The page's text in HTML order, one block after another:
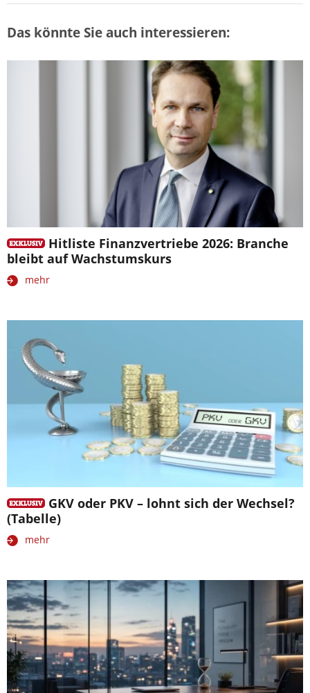
Das könnte Sie auch interessieren:
Hitliste Finanzvertriebe 2026: Branche
bleibt auf Wachstumskurs
mehr
GKV oder PKV – lohnt sich der Wechsel?
(Tabelle)
mehr